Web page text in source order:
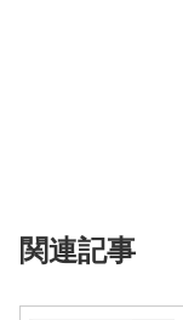
関連記事